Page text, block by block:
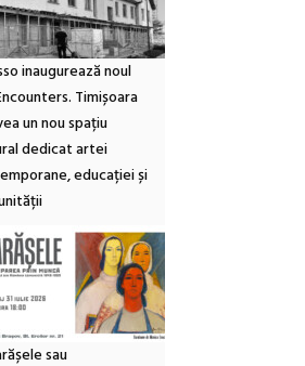
inaugurează noul
Timișoara
un nou spațiu
dedicat artei
educației și
sau